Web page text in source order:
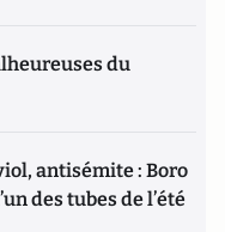
du
antisémite : Boro
des tubes de l’été